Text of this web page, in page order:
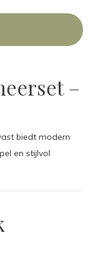
–
biedt modern
en stijlvol